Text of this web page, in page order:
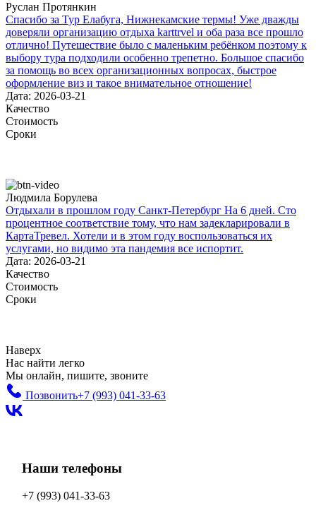
Руслан Протянкин
Спасибо за Тур Елабуга, Нижнекамские термы! Уже дважды
доверяли организацию отдыха karttrvel и оба раза все прошло
отлично! Путешествие было с маленьким ребёнком поэтому к
выбору тура подходили особенно трепетно. Большое спасибо
за помощь во всех организационных вопросах, быстрое
оформление виз и такое внимательное отношение!
Дата: 2026-03-21
Качество
Стоимость
Сроки
Людмила Борулева
Отдыхали в прошлом году Санкт-Петербург На 6 дней. Сто
процентное соответствие тому, что нам задекларировали в
КартаТревел. Хотели и в этом году воспользоваться их
услугами, но видимо эта пандемия все испортит.
Дата: 2026-03-21
Качество
Стоимость
Сроки
Наверх
Нас найти легко
Мы онлайн, пишите, звоните
Позвонить+7 (993) 041-33-63
Наши телефоны
+7 (993) 041-33-63